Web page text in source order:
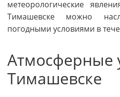
метеорологические
Тимашевске можно
погодными условиями в
Атмосферные
Тимашевске